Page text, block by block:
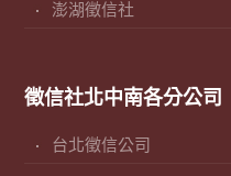
澎湖徵信社
徵信社北中南各分公司
台北徵信公司